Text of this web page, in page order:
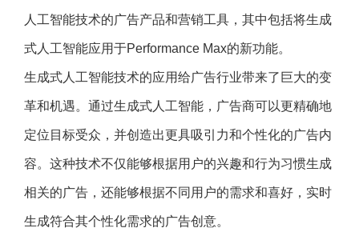
人工智能技术的广告产品和营销工具，其中包括将生成
式人工智能应用于Performance Max的新功能。
生成式人工智能技术的应用给广告行业带来了巨大的变
革和机遇。通过生成式人工智能，广告商可以更精确地
定位目标受众，并创造出更具吸引力和个性化的广告内
容。这种技术不仅能够根据用户的兴趣和行为习惯生成
相关的广告，还能够根据不同用户的需求和喜好，实时
生成符合其个性化需求的广告创意。